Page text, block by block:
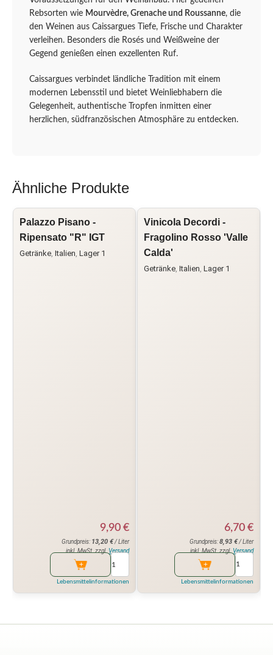
Rebsorten wie Mourvèdre, Grenache und Roussanne, die
den Weinen aus Caissargues Tiefe, Frische und Charakter
verleihen. Besonders die Rosés und Weißweine der
Gegend genießen einen exzellenten Ruf.
Caissargues verbindet ländliche Tradition mit einem
modernen Lebensstil und bietet Weinliebhabern die
Gelegenheit, authentische Tropfen inmitten einer
herzlichen, südfranzösischen Atmosphäre zu entdecken.
Ähnliche Produkte
Palazzo Pisano -
Ripensato "R" IGT
Getränke, Italien, Lager 1
9,90 €
Grundpreis: 13,20 €/ Liter
inkl. MwSt. zzgl. Versand
Lebensmittelinformationen
Vinicola Decordi -
Fragolino Rosso 'Valle
Calda'
Getränke, Italien, Lager 1
6,70 €
Grundpreis:8,93 €/ Liter
inkl. MwSt. zzgl. Versand
Lebensmittelinformationen